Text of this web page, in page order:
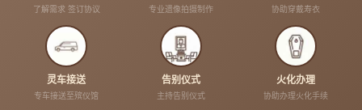
了解需求 签订协议 专业遗像拍摄制作 协助穿戴寿衣
灵车接送
专车接送至殡仪馆
告别仪式
主持告别仪式
火化办理
协助办理火化手续